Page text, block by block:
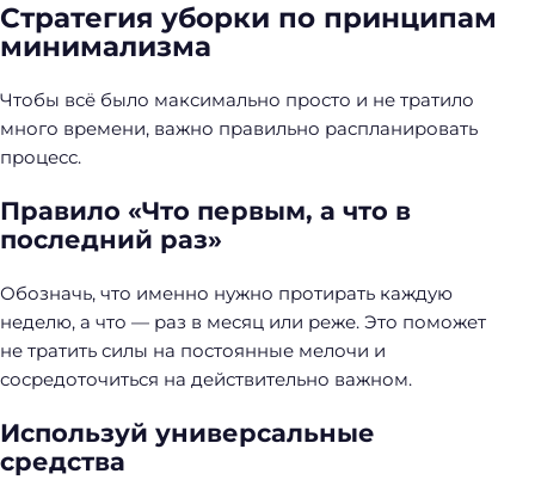
Стратегия уборки по принципам
минимализма
Чтобы всё было максимально просто и не тратило
много времени, важно правильно распланировать
процесс.
Правило «Что первым, а что в
последний раз»
Обозначь, что именно нужно протирать каждую
неделю, а что — раз в месяц или реже. Это поможет
не тратить силы на постоянные мелочи и
сосредоточиться на действительно важном.
Используй универсальные
средства
Н
й
т
и
: